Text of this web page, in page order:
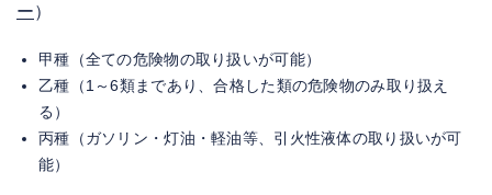
ー）
甲種（全ての危険物の取り扱いが可能）
乙種（1～6類まであり、合格した類の危険物のみ取り扱え
る）
丙種（ガソリン・灯油・軽油等、引火性液体の取り扱いが可
能）